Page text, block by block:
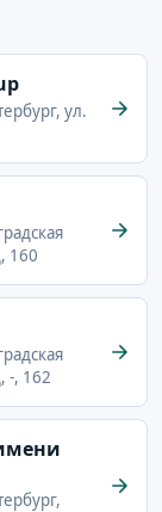
ул.
160
-, 162